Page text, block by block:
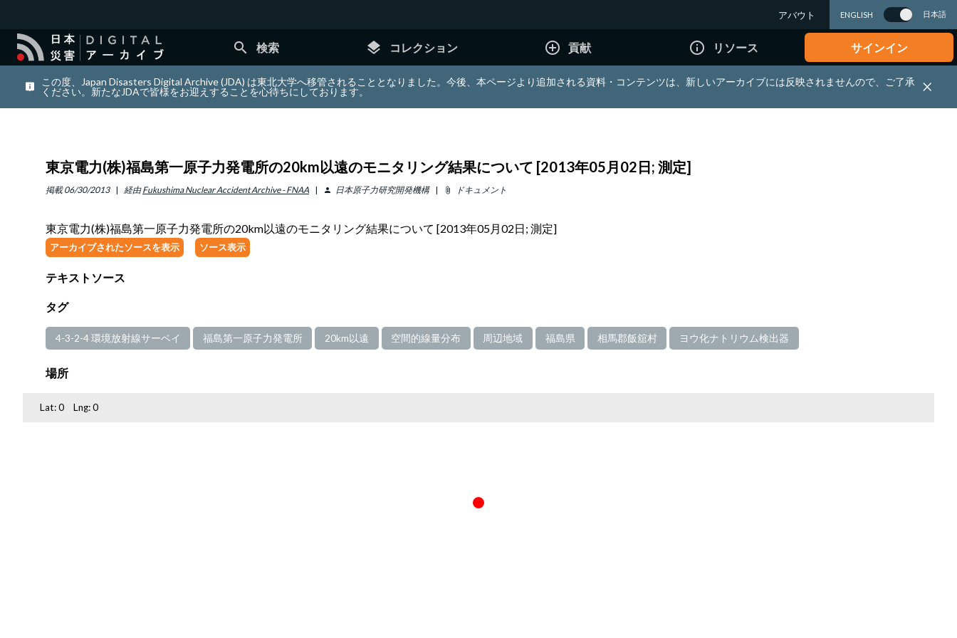
アバウト ENGLISH 日本語
search 検索 layers コレクション add_circle_outline 貢献 info_outline リソース サインイン
この度、Japan Disasters Digital Archive (JDA) は東北大学へ移管されることとなりました。今後、本ページより追加される資料・コンテンツは、新しいアーカイブには反映されませんので、ご了承
ください。新たなJDAで皆様をお迎えすることを心待ちにしております。
東京電力(株)福島第一原子力発電所の20km以遠のモニタリング結果について [2013年05月02日; 測定]
掲載 06/30/2013 経由 Fukushima Nuclear Accident Archive - FNAA person 日本原子力研究開発機構 attach_file ドキュメント
東京電力(株)福島第一原子力発電所の20km以遠のモニタリング結果について [2013年05月02日; 測定]
アーカイブされたソースを表示 ソース表示
テキストソース
タグ
4-3-2-4 環境放射線サーベイ 福島第一原子力発電所 20km以遠 空間的線量分布 周辺地域 福島県 相馬郡飯舘村 ヨウ化ナトリウム検出器
場所
Lat:0 Lng:0